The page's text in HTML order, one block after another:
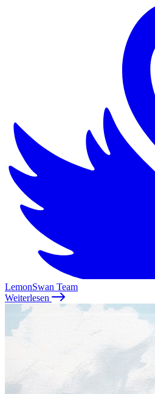
LemonSwan Team
Weiterlesen